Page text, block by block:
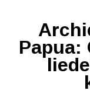
Papua: